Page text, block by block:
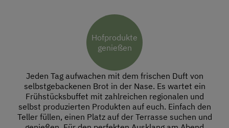
Hofprodukte
genießen
Jeden Tag aufwachen mit dem frischen Duft von
selbstgebackenen Brot in der Nase. Es wartet ein
Frühstücksbuffet mit zahlreichen regionalen und
selbst produzierten Produkten auf euch. Einfach den
Teller füllen, einen Platz auf der Terrasse suchen und